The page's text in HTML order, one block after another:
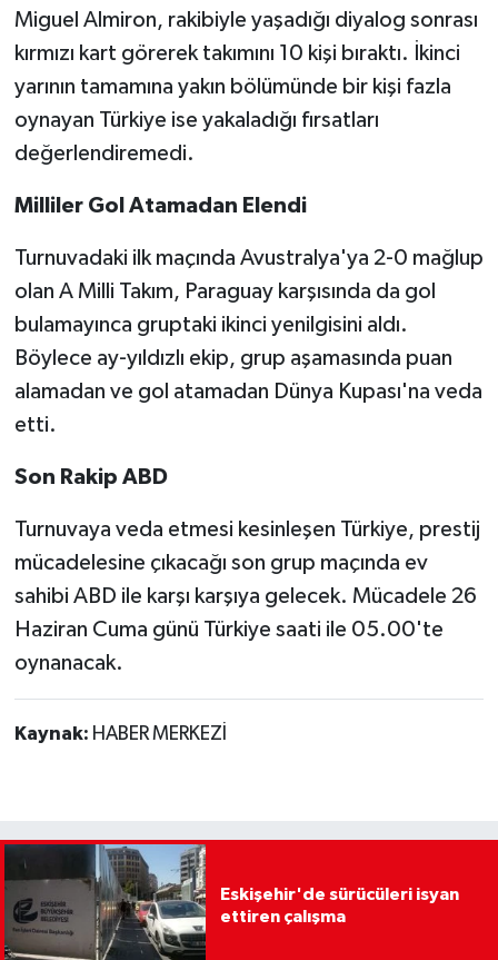
Miguel Almiron, rakibiyle yaşadığı diyalog sonrası
kırmızı kart görerek takımını 10 kişi bıraktı. İkinci
yarının tamamına yakın bölümünde bir kişi fazla
oynayan Türkiye ise yakaladığı fırsatları
değerlendiremedi.
Milliler Gol Atamadan Elendi
Turnuvadaki ilk maçında Avustralya'ya 2-0 mağlup
olan A Milli Takım, Paraguay karşısında da gol
bulamayınca gruptaki ikinci yenilgisini aldı.
Böylece ay-yıldızlı ekip, grup aşamasında puan
alamadan ve gol atamadan Dünya Kupası'na veda
etti.
Son Rakip ABD
Turnuvaya veda etmesi kesinleşen Türkiye, prestij
mücadelesine çıkacağı son grup maçında ev
sahibi ABD ile karşı karşıya gelecek. Mücadele 26
Haziran Cuma günü Türkiye saati ile 05.00'te
oynanacak.
Kaynak: HABER MERKEZİ
Eskişehir'de sürücüleri isyan
ettiren çalışma